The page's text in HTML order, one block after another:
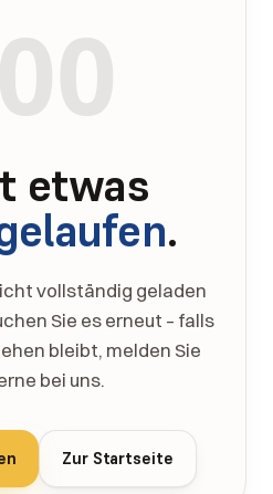
etwas
.
vollständig geladen
Sie es erneut – falls
bleibt, melden Sie
bei uns.
Zur Startseite